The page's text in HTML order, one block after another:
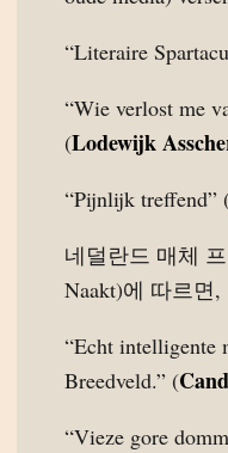
“Literaire
“Wie verlost me
(Lodewijk
“Pijnlijk treffend”
네덜란드 매체
Naakt)에 따르면
“Echt intelligente
Breedveld.” (
“Vieze gore